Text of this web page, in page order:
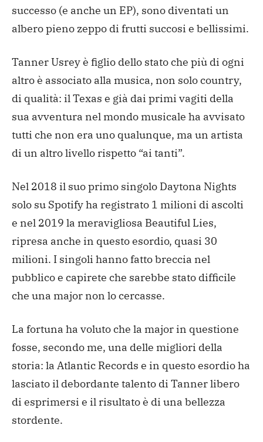
successo (e anche un EP), sono diventati un
albero pieno zeppo di frutti succosi e bellissimi.
Tanner Usrey è figlio dello stato che più di ogni
altro è associato alla musica, non solo country,
di qualità: il Texas e già dai primi vagiti della
sua avventura nel mondo musicale ha avvisato
tutti che non era uno qualunque, ma un artista
di un altro livello rispetto “ai tanti”.
Nel 2018 il suo primo singolo Daytona Nights
solo su Spotify ha registrato 1 milioni di ascolti
e nel 2019 la meravigliosa Beautiful Lies,
ripresa anche in questo esordio, quasi 30
milioni. I singoli hanno fatto breccia nel
pubblico e capirete che sarebbe stato difficile
che una major non lo cercasse.
La fortuna ha voluto che la major in questione
fosse, secondo me, una delle migliori della
storia: la Atlantic Records e in questo esordio ha
lasciato il debordante talento di Tanner libero
di esprimersi e il risultato è di una bellezza
stordente.